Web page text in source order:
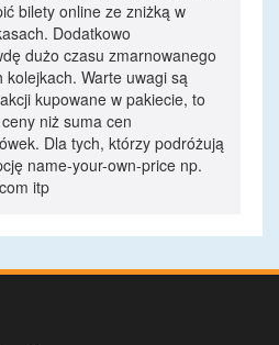
bilety online ze zniżką w
Dodatkowo
dużo czasu zmarnowanego
Warte uwagi są
kupowane w pakiecie, to
niż suma cen
Dla tych, którzy podróżują
name-your-own-price np.
itp